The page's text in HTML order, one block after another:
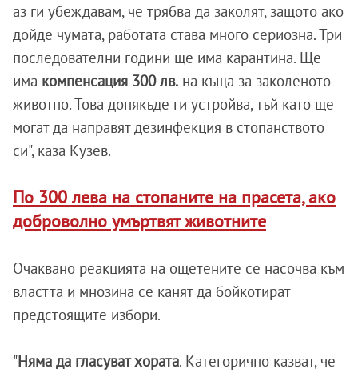
аз ги убеждавам, че трябва да заколят, защото ако
дойде чумата, работата става много сериозна. Три
последователни години ще има карантина. Ще
има компенсация 300 лв. на къща за заколеното
животно. Това донякъде ги устройва, тъй като ще
могат да направят дезинфекция в стопанството
си", каза Кузев.
По 300 лева на стопаните на прасета, ако
доброволно умъртвят животните
Очаквано реакцията на ощетените се насочва към
властта и мнозина се канят да бойкотират
предстоящите избори.
"Няма да гласуват хората. Категорично казват, че